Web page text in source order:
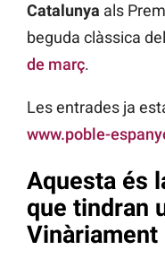
Catalunya als
beguda clàssica
de març.
Les entrades ja
www.poble-
Aquesta és
que tindran
Vinàriament